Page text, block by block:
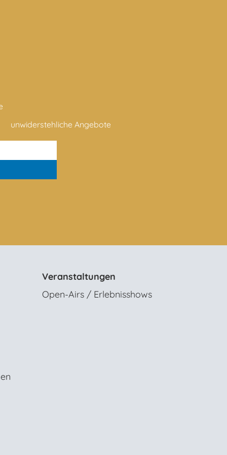
unwiderstehliche Angebote
Veranstaltungen
Open-Airs / Erlebnisshows